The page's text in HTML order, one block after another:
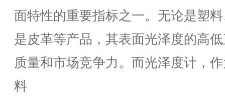
面特性的重要指标之一。无论是塑
是皮革等产品，其表面光泽度的高
质量和市场竞争力。而光泽度计，
料